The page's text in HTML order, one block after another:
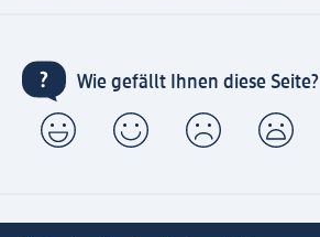
Wie gefällt Ihnen diese Seite?